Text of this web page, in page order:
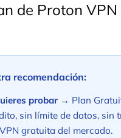
de Proton
recomendación:
probar → Plan
sin límite de datos, sin
gratuita del mercado.